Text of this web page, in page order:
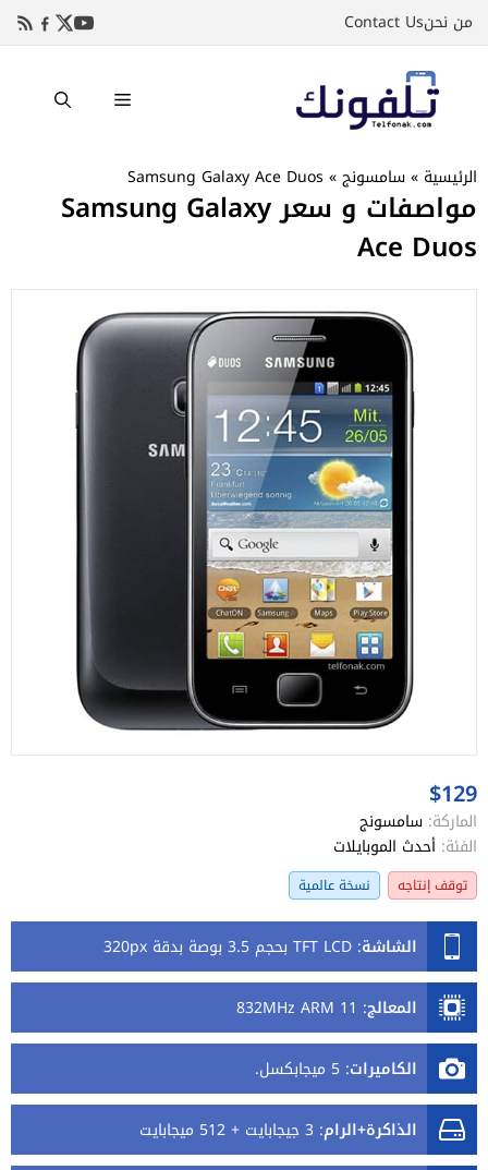
إلىمن نحنContact Us
القائمة
الرئيسية »سامسونج»
Samsung Galaxy Ace Duos
مواصفات و سعر Samsung Galaxy
Ace Duos
$129
الماركة: سامسونج
الفئة: أحدث الموبايلات
توقف إنتاجه نسخة عالمية
الشاشة: TFT LCD بحجم 3.5 بوصة بدقة 320px
المعالج:
832MHz ARM 11
الكاميرات: 5 ميجابكسل.
الذاكرة+الرام: 3 جيجابايت + 512 ميجابايت